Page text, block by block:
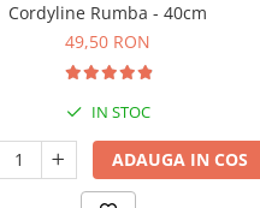
Cordyline Rumba - 40cm
49,50 RON
IN STOC
ADAUGA IN COS